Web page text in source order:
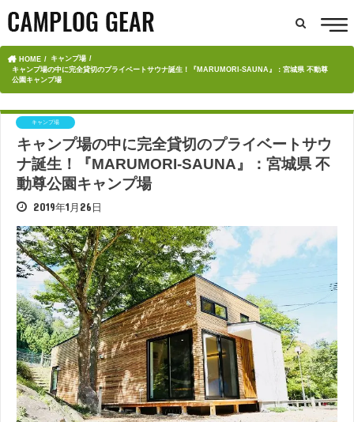
HOME
キャンプ場
キャンプ場の中に完全貸切のプライベートサウナ誕生！『MARUMORI-SAUNA』：宮城県 不動尊
公園キャンプ場
キャンプ場
キャンプ場の中に完全貸切のプライベートサウ
ナ誕生！『MARUMORI-SAUNA』：宮城県 不
動尊公園キャンプ場
2019年1月26日